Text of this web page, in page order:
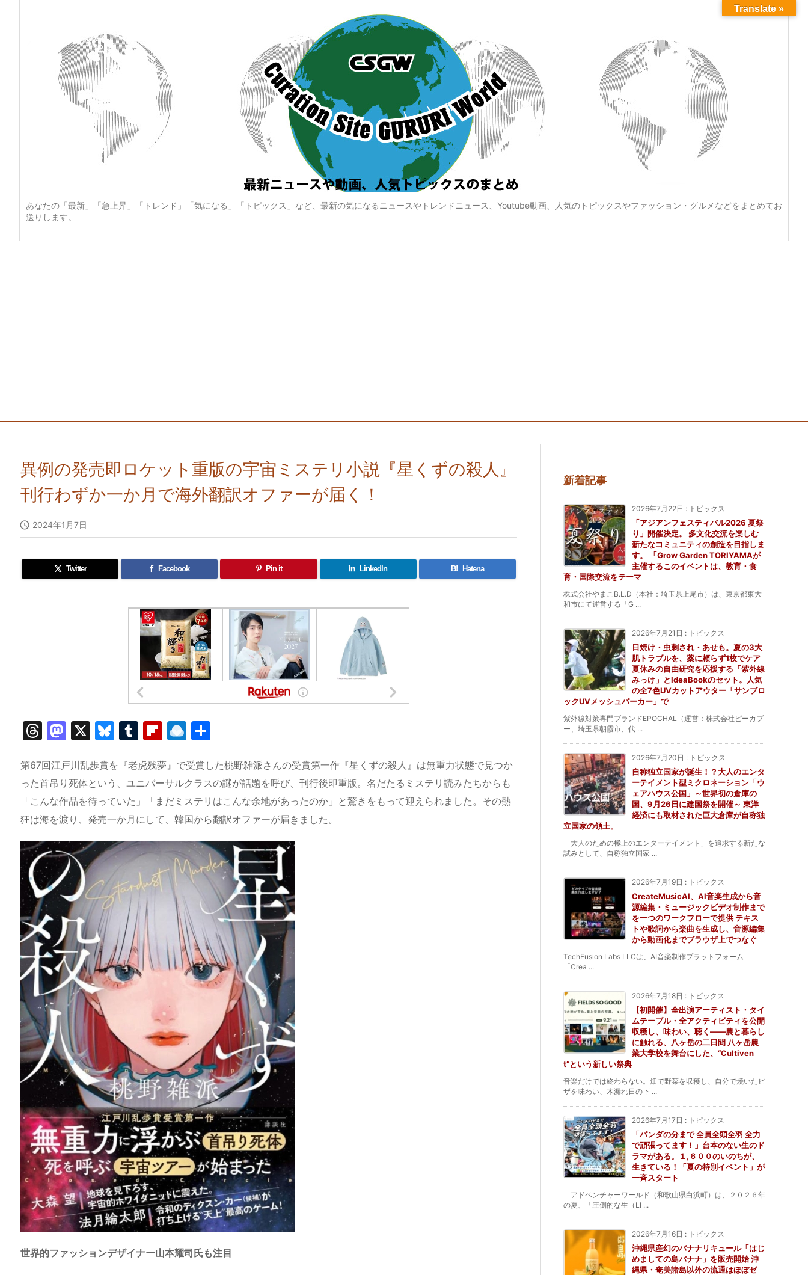
あなたの「最新」「急上昇」「トレンド」「気になる」「トピックス」など、最新の気になるニュースやトレンドニュース、Youtube動画、人気のトピックスやファッション・グルメなどをまとめてお
送りします。
異例の発売即ロケット重版の宇宙ミステリ小説『星くずの殺人』
刊行わずか一か月で海外翻訳オファーが届く！
 2024年1月7日
Twitter Facebook Pin it LinkedIn B! Hatena
T
e
a
d
s
M
st
o
d
o
n
X
Bl
e
s
k
y
T
m
bl
r
Fl
b
o
ar
d
R
n
dr
o
p.
io
第67回江戸川乱歩賞を『老虎残夢』で受賞した桃野雑派さんの受賞第一作『星くずの殺人』は無重力状態で見つか
った首吊り死体という、ユニバーサルクラスの謎が話題を呼び、刊行後即重版。名だたるミステリ読みたちからも
「こんな作品を待っていた」「まだミステリはこんな余地があったのか」と驚きをもって迎えられました。その熱
狂は海を渡り、発売一か月にして、韓国から翻訳オファーが届きました。
世界的ファッションデザイナー山本耀司氏も注目
新着記事
2026年7月22日 : トピックス
「アジアンフェスティバル2026 夏祭
り」開催決定。 多文化交流を楽しむ
新たなコミュニティの創造を目指しま
す。 「Grow Garden TORIYAMAが
主催するこのイベントは、教育・食
育・国際交流をテーマ
株式会社やまこB.L.D（本社：埼玉県上尾市）は、東京都東大
和市にて運営する「G ...
2026年7月21日 : トピックス
日焼け・虫刺され・あせも。夏の3大
肌トラブルを、薬に頼らず1枚でケア
夏休みの自由研究を応援する「紫外線
みっけ」とIdeaBookのセット。人気
の全7色UVカットアウター「サンブロ
ックUVメッシュパーカー」で
紫外線対策専門ブランドEPOCHAL（運営：株式会社ピーカブ
ー、埼玉県朝霞市、代 ...
2026年7月20日 : トピックス
自称独立国家が誕生！？大人のエンタ
ーテイメント型ミクロネーション「ウ
ェアハウス公国」～世界初の倉庫の
国、9月26日に建国祭を開催～ 東洋
経済にも取材された巨大倉庫が自称独
立国家の領土。
「大人のための極上のエンターテイメント」を追求する新たな
試みとして、自称独立国家 ...
2026年7月19日 : トピックス
CreateMusicAI、AI音楽生成から音
源編集・ミュージックビデオ制作まで
を一つのワークフローで提供 テキス
トや歌詞から楽曲を生成し、音源編集
から動画化までブラウザ上でつなぐ
TechFusion Labs LLCは、AI音楽制作プラットフォーム
「Crea ...
2026年7月18日 : トピックス
【初開催】全出演アーティスト・タイ
ムテーブル・全アクティビティを公開
収穫し、味わい、聴く——農と暮らし
に触れる、八ヶ岳の二日間 八ヶ岳農
業大学校を舞台にした、“Cultiven
t”という新しい祭典
音楽だけでは終わらない。畑で野菜を収穫し、自分で焼いたピ
ザを味わい、木漏れ日の下 ...
2026年7月17日 : トピックス
「パンダの分まで 全員全頭全羽 全力
で頑張ってます！」台本のない生のド
ラマがある。１,６００のいのちが、
生きている！「夏の特別イベント」が
一斉スタート
アドベンチャーワールド（和歌山県白浜町）は、２０２６年
の夏、「圧倒的な生（LI ...
2026年7月16日 : トピックス
沖縄県産幻のバナナリキュール「はじ
めましての島バナナ」を販売開始 沖
縄県・奄美諸島以外の流通はほぼゼ
Translate »